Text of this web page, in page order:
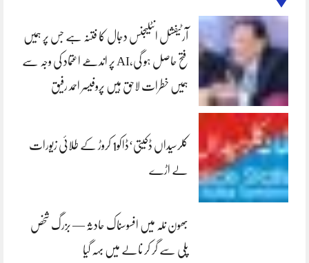
آرٹیفشل انٹلیجنس دجال کا فتنہ ہے جس پر ہمیں
فتح حاصل ہو گی،AI پر اندھے اعتماد کی وجہ سے
ہمیں خطرات لاحق ہیں پروفیسر احمد رفیق
کلرسیداں ڈکیتی‘ڈاکو1 کروڑ کے طلائی زیورات
لے اڑے
بھون نلہ میں افسوسناک حادثہ — بزرگ شخص
پلی سے گر کر نالے میں بہہ گیا